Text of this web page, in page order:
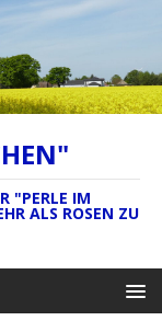
"PERLE IM
ALS ROSEN ZU